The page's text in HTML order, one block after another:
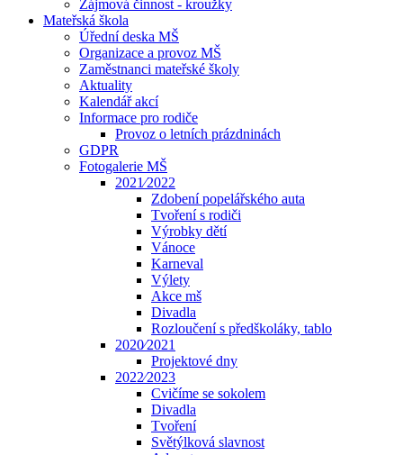
Zájmová činnost - kroužky
Mateřská škola
Úřední deska MŠ
Organizace a provoz MŠ
Zaměstnanci mateřské školy
Aktuality
Kalendář akcí
Informace pro rodiče
Provoz o letních prázdninách
GDPR
Fotogalerie MŠ
2021⁄2022
Zdobení popelářského auta
Tvoření s rodiči
Výrobky dětí
Vánoce
Karneval
Výlety
Akce mš
Divadla
Rozloučení s předškoláky, tablo
2020⁄2021
Projektové dny
2022⁄2023
Cvičíme se sokolem
Divadla
Tvoření
Světýlková slavnost